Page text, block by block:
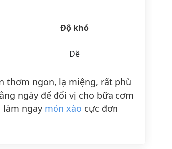
Độ khó
Dễ
thơm ngon, lạ miệng, rất phù
ngày để đổi vị cho bữa cơm
làm ngay món xào cực đơn